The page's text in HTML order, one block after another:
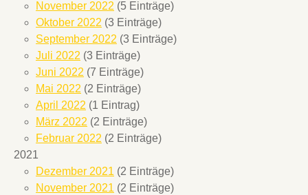
November 2022 (5 Einträge)
Oktober 2022 (3 Einträge)
September 2022 (3 Einträge)
Juli 2022 (3 Einträge)
Juni 2022 (7 Einträge)
Mai 2022 (2 Einträge)
April 2022 (1 Eintrag)
März 2022 (2 Einträge)
Februar 2022 (2 Einträge)
2021
Dezember 2021 (2 Einträge)
November 2021 (2 Einträge)